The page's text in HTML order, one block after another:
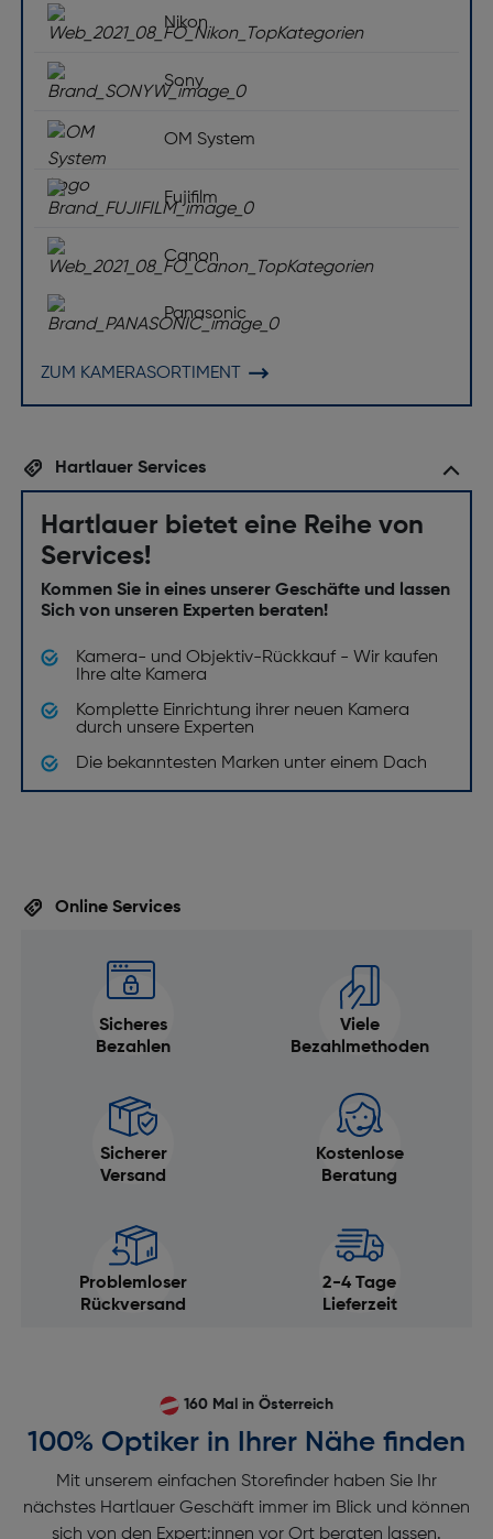
Nikon
Sony
OM System
Fujifilm
Canon
Panasonic
ZUM KAMERASORTIMENT
Hartlauer Services
Hartlauer bietet eine Reihe von
Services!
Kommen Sie in eines unserer Geschäfte und lassen
Sich von unseren Experten beraten!
Kamera- und Objektiv-Rückkauf - Wir kaufen
Ihre alte Kamera
Komplette Einrichtung ihrer neuen Kamera
durch unsere Experten
Die bekanntesten Marken unter einem Dach
Online Services
Sicheres
Bezahlen
Viele
Bezahlmethoden
Sicherer
Versand
Kostenlose
Beratung
Problemloser
Rückversand
2-4 Tage
Lieferzeit
160 Mal in Österreich
100% Optiker in Ihrer Nähe finden
Mit unserem einfachen Storefinder haben Sie Ihr
nächstes Hartlauer Geschäft immer im Blick und können
sich von den Expert:innen vor Ort beraten lassen.